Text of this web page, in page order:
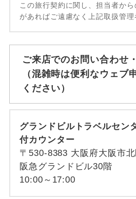
この旅行契約に関し、担当者か
があればご遠慮なく上記取扱管理
ご来店でのお問い合わせ
（混雑時は便利なウェブ
ください）
グランドビルトラベルセン
付カウンター
〒530-8383 大阪府大阪市
阪急グランドビル30階
10:00～17:00